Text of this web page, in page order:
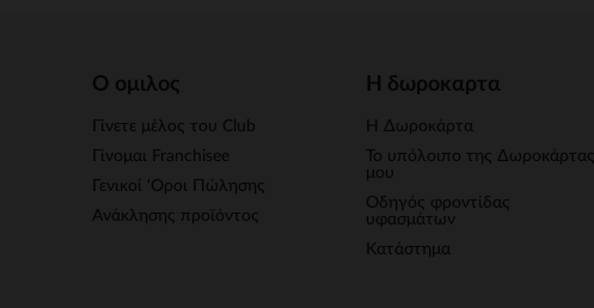
Ο ομιλος
Γίνετε μέλος του Club
Γίνομαι Franchisee
Γενικοί 'Οροι Πώλησης
Ανάκλησης προϊόντος
Η δωροκαρτα
Η Δωροκάρτα
Το υπόλοιπο της Δωροκάρτας
μου
Οδηγός φροντίδας
υφασμάτων
Κατάστημα